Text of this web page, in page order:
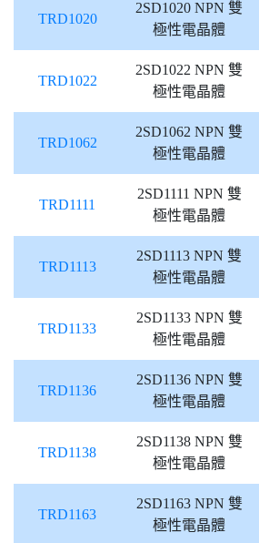
TRD1020
2SD1020 NPN 雙
極性電晶體
TRD1022
2SD1022 NPN 雙
極性電晶體
TRD1062
2SD1062 NPN 雙
極性電晶體
TRD1111
2SD1111 NPN 雙
極性電晶體
TRD1113
2SD1113 NPN 雙
極性電晶體
TRD1133
2SD1133 NPN 雙
極性電晶體
TRD1136
2SD1136 NPN 雙
極性電晶體
TRD1138
2SD1138 NPN 雙
極性電晶體
TRD1163
2SD1163 NPN 雙
極性電晶體